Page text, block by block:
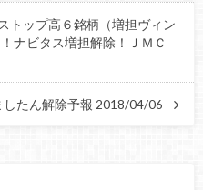
トップ高６銘柄（増担ヴィン
ナビタス増担解除！ＪＭＣ
したん解除予報 2018/04/06